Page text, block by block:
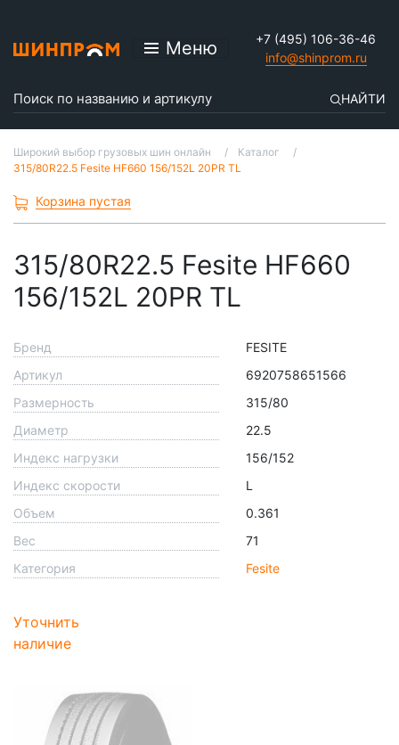
Меню
+7 (495) 106-36-46
info@shinprom.ru
НАЙТИ
Широкий выбор грузовых шин онлайн
Каталог
315/80R22.5 Fesite HF660 156/152L 20PR TL
Корзина пустая
315/80R22.5 Fesite HF660
156/152L 20PR TL
Бренд
FESITE
Артикул
6920758651566
Размерность
315/80
Диаметр
22.5
Индекс нагрузки
156/152
Индекс скорости
L
Объем
0.361
Вес
71
Категория
Fesite
Уточнить
наличие